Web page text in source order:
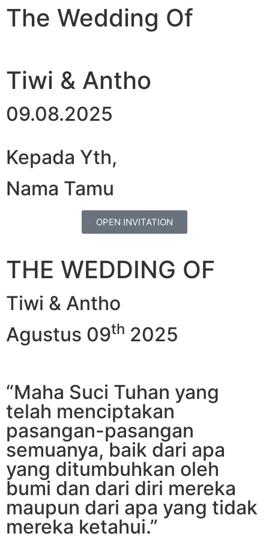
The Wedding Of
Tiwi & Antho
09.08.2025
Kepada Yth,
Nama Tamu
OPEN INVITATION
THE WEDDING OF
Tiwi & Antho
Agustus 09th 2025
“Maha Suci Tuhan yang
telah menciptakan
pasangan-pasangan
semuanya, baik dari apa
yang ditumbuhkan oleh
bumi dan dari diri mereka
maupun dari apa yang tidak
mereka ketahui.”